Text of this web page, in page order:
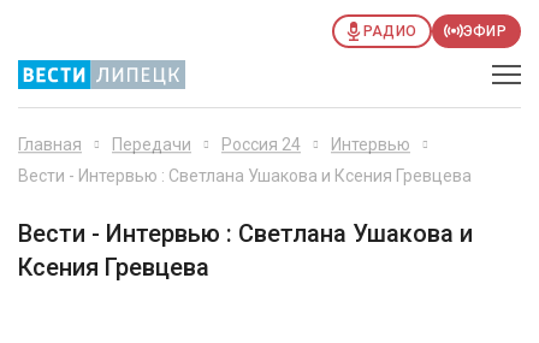
РАДИО ЭФИР
Главная Передачи Россия 24
Интервью
Вести - Интервью : Светлана Ушакова и Ксения Гревцева
Вести - Интервью : Светлана Ушакова и
Ксения Гревцева